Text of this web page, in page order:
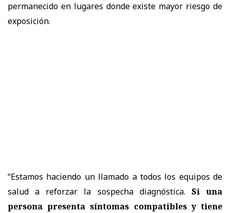
permanecido en lugares donde existe mayor riesgo de
exposición.
“Estamos haciendo un llamado a todos los equipos de
salud a reforzar la sospecha diagnóstica. Si una
persona presenta síntomas compatibles y tiene